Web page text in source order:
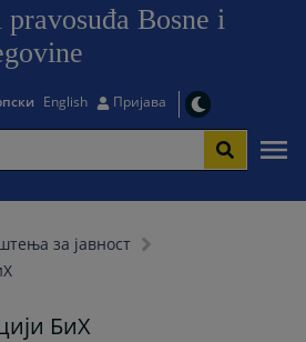
pravosuđa Bosne i
English Пријава
за јавност
БиХ